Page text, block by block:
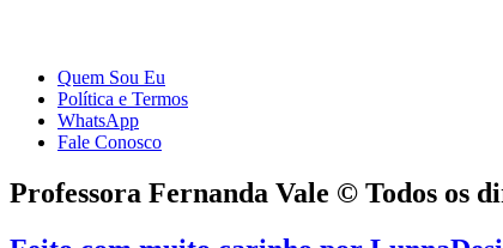
Quem Sou Eu
Política e Termos
WhatsApp
Fale Conosco
Professora Fernanda Vale © Todos os